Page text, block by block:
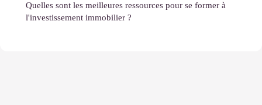
Quelles sont les meilleures ressources pour se former à
l'investissement immobilier ?